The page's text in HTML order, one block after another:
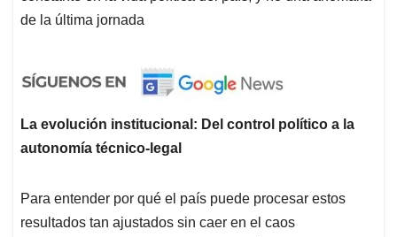
de la última jornada
La evolución institucional: Del control político a la
autonomía técnico-legal
Para entender por qué el país puede procesar estos
resultados tan ajustados sin caer en el caos